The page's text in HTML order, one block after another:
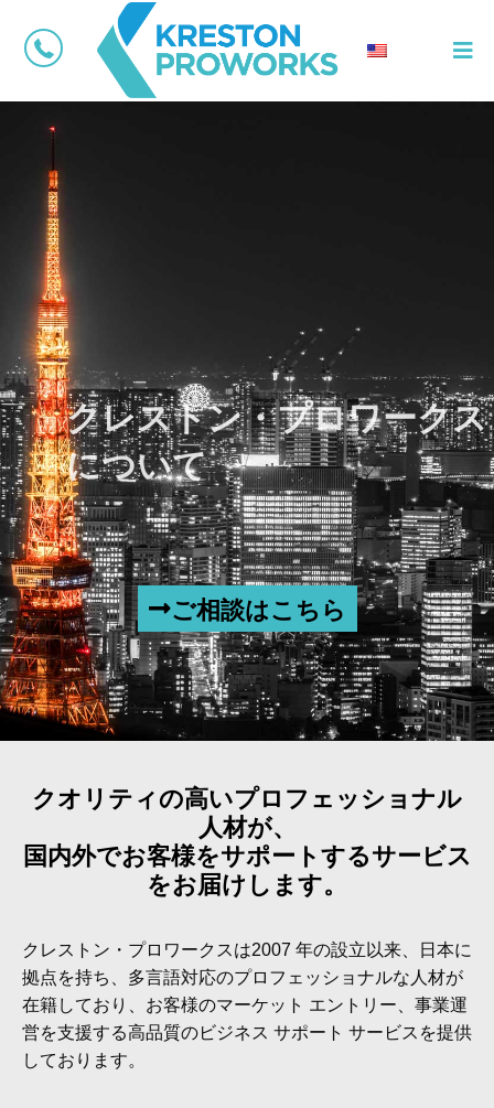
Main
Menu
クレストン・プロワークス
について
ご相談はこちら
クオリティの高いプロフェッショナル
人材が、
国内外でお客様をサポートするサービス
をお届けします。
クレストン・プロワークスは2007 年の設立以来、日本に
拠点を持ち、多言語対応のプロフェッショナルな人材が
在籍しており、お客様のマーケット エントリー、事業運
営を支援する高品質のビジネス サポート サービスを提供
しております。